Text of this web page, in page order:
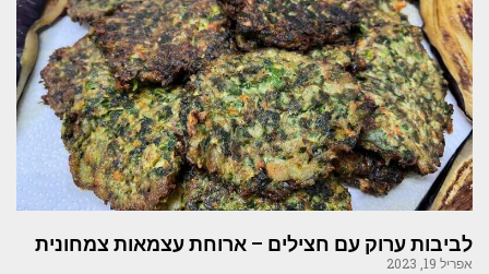
לביבות ערוק עם חצילים – ארוחת עצמאות צמחונית
אפריל 19, 2023